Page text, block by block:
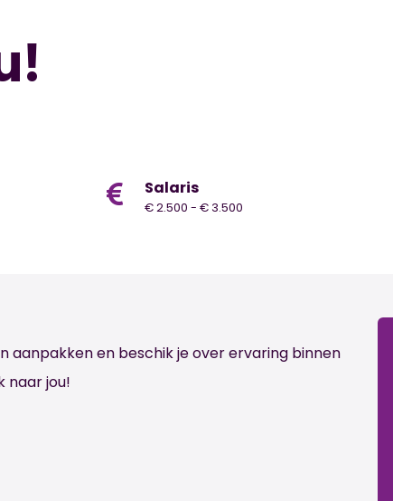
Salaris
€ 2.500 - € 3.500
aanpakken en beschik je over ervaring binnen
naar jou!